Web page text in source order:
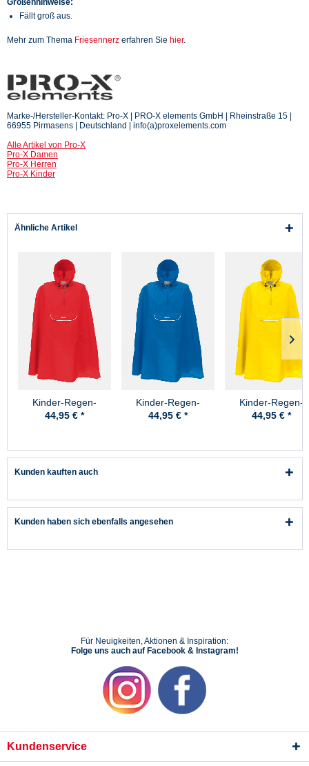
Größenhinweise:
Fällt groß aus.
Mehr zum Thema Friesennerz erfahren Sie hier.
Marke-/Hersteller-Kontakt: Pro-X | PRO-X elements GmbH | Rheinstraße 15 |
66955 Pirmasens | Deutschland | info(a)proxelements.com
Alle Artikel von Pro-X
Pro-X Damen
Pro-X Herren
Pro-X Kinder
Ähnliche Artikel
Kinder-Regen-
Poncho Pasino Rot
44,95 € *
Kinder-Regen-
Poncho Pasino
44,95 € *
Kinder-Regen-
Poncho Pasino
44,95 € *
Kunden kauften auch
Kunden haben sich ebenfalls angesehen
Für Neuigkeiten, Aktionen & Inspiration:
Folge uns auch auf Facebook & Instagram!
Kundenservice